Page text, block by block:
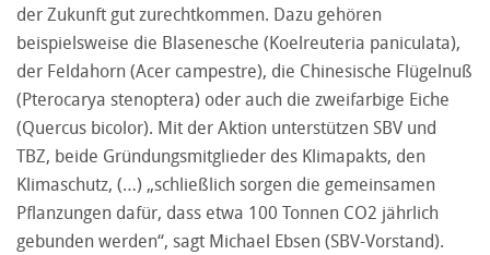
der Zukunft gut zurechtkommen. Dazu gehören
beispielsweise die Blasenesche (Koelreuteria paniculata),
der Feldahorn (Acer campestre), die Chinesische Flügelnuß
(Pterocarya stenoptera) oder auch die zweifarbige Eiche
(Quercus bicolor). Mit der Aktion unterstützen SBV und
TBZ, beide Gründungsmitglieder des Klimapakts, den
Klimaschutz, (…) „schließlich sorgen die gemeinsamen
Pflanzungen dafür, dass etwa 100 Tonnen CO2 jährlich
gebunden werden“, sagt Michael Ebsen (SBV-Vorstand).